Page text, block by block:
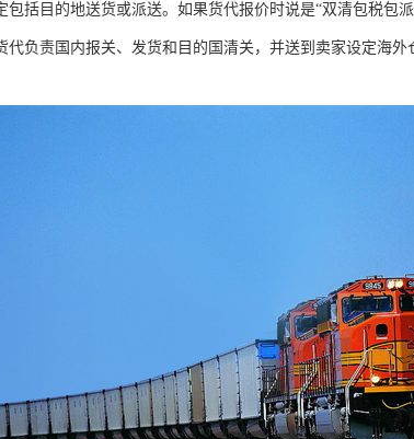
包括目的地送货或派送。如果货代报价时说是“双清包税包
代负责国内报关、发货和目的国清关，并送到卖家设定海